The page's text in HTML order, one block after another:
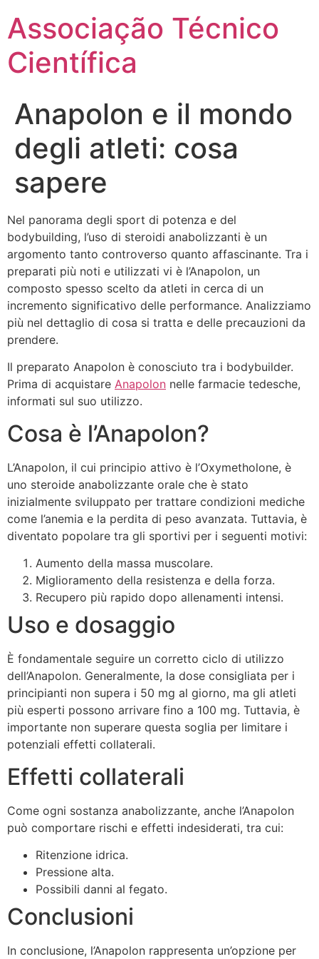
para
conteúdo
Associação Técnico
Científica
Anapolon e il mondo
degli atleti: cosa
sapere
Nel panorama degli sport di potenza e del
bodybuilding, l’uso di steroidi anabolizzanti è un
argomento tanto controverso quanto affascinante. Tra i
preparati più noti e utilizzati vi è l’Anapolon, un
composto spesso scelto da atleti in cerca di un
incremento significativo delle performance. Analizziamo
più nel dettaglio di cosa si tratta e delle precauzioni da
prendere.
Il preparato Anapolon è conosciuto tra i bodybuilder.
Prima di acquistare Anapolon nelle farmacie tedesche,
informati sul suo utilizzo.
Cosa è l’Anapolon?
L’Anapolon, il cui principio attivo è l’Oxymetholone, è
uno steroide anabolizzante orale che è stato
inizialmente sviluppato per trattare condizioni mediche
come l’anemia e la perdita di peso avanzata. Tuttavia, è
diventato popolare tra gli sportivi per i seguenti motivi:
Aumento della massa muscolare.
Miglioramento della resistenza e della forza.
Recupero più rapido dopo allenamenti intensi.
Uso e dosaggio
È fondamentale seguire un corretto ciclo di utilizzo
dell’Anapolon. Generalmente, la dose consigliata per i
principianti non supera i 50 mg al giorno, ma gli atleti
più esperti possono arrivare fino a 100 mg. Tuttavia, è
importante non superare questa soglia per limitare i
potenziali effetti collaterali.
Effetti collaterali
Come ogni sostanza anabolizzante, anche l’Anapolon
può comportare rischi e effetti indesiderati, tra cui:
Ritenzione idrica.
Pressione alta.
Possibili danni al fegato.
Conclusioni
In conclusione, l’Anapolon rappresenta un’opzione per